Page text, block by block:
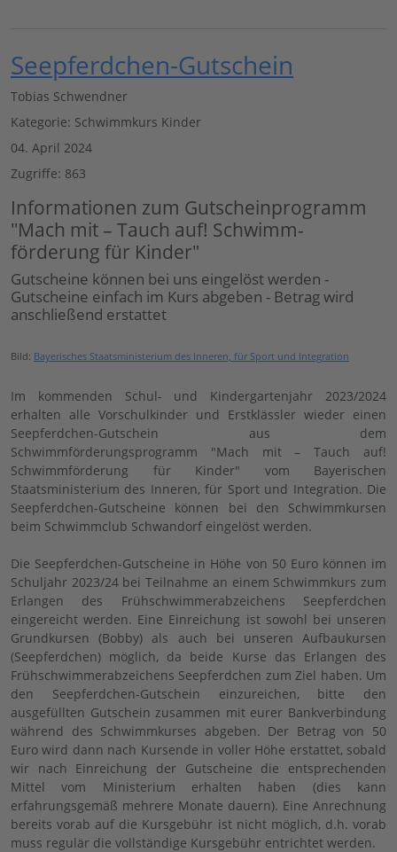
Seepferdchen-Gutschein
Tobias Schwendner
Kategorie: Schwimmkurs Kinder
04. April 2024
Zugriffe: 863
Informationen zum Gutscheinprogramm
"Mach mit – Tauch auf! Schwimm­
förderung für Kinder"
Gutscheine können bei uns eingelöst werden -
Gutscheine einfach im Kurs abgeben - Betrag wird
anschließend erstattet
Bild: Bayerisches Staatsministerium des Inneren, für Sport und Integration
Im kommenden Schul- und Kindergartenjahr 2023/2024
erhalten alle Vorschulkinder und Erstklässler wieder einen
Seepferdchen-Gutschein aus dem
Schwimmförderungsprogramm "Mach mit – Tauch auf!
Schwimm­förderung für Kinder" vom Bayerischen
Staatsministerium des Inneren, für Sport und Integration. Die
Seepferdchen-Gutscheine können bei den Schwimmkursen
beim Schwimmclub Schwandorf eingelöst werden.
Die Seepferdchen-Gutscheine in Höhe von 50 Euro können im
Schuljahr 2023/24 bei Teilnahme an einem Schwimmkurs zum
Erlangen des Frühschwimmerabzeichens Seepferdchen
eingereicht werden. Eine Einreichung ist sowohl bei unseren
Grundkursen (Bobby) als auch bei unseren Aufbaukursen
(Seepferdchen) möglich, da beide Kurse das Erlangen des
Frühschwimmerabzeichens Seepferdchen zum Ziel haben. Um
den Seepferdchen-Gutschein einzureichen, bitte den
ausgefüllten Gutschein zusammen mit eurer Bankverbindung
während des Schwimmkurses abgeben. Der Betrag von 50
Euro wird dann nach Kursende in voller Höhe erstattet, sobald
wir nach Einreichung der Gutscheine die entsprechenden
Mittel vom Ministerium erhalten haben (dies kann
erfahrungsgemäß mehrere Monate dauern). Eine Anrechnung
bereits vorab auf die Kursgebühr ist nicht möglich, d.h. vorab
muss regulär die vollständige Kursgebühr entrichtet werden.